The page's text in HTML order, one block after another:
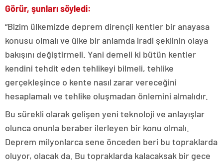
Görür, şunları söyledi:
“Bizim ülkemizde deprem dirençli kentler bir anayasa
konusu olmalı ve ülke bir anlamda iradi şeklinin olaya
bakışını değiştirmeli. Yani demeli ki bütün kentler
kendini tehdit eden tehlikeyi bilmeli, tehlike
gerçekleşince o kente nasıl zarar vereceğini
hesaplamalı ve tehlike oluşmadan önlemini almalıdır.
Bu sürekli olarak gelişen yeni teknoloji ve anlayışlar
olunca onunla beraber ilerleyen bir konu olmalı.
Deprem milyonlarca sene önceden beri bu topraklarda
oluyor, olacak da. Bu topraklarda kalacaksak bir gece